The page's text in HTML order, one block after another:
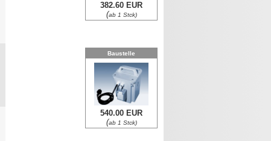
382.60 EUR
(ab 1 Stck)
Baustelle
540.00 EUR
(ab 1 Stck)